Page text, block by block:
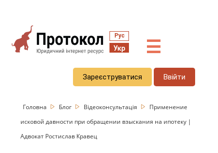
Рус
Укр ☰
Зареєструватися Ввійти
Головна Блог Відеоконсультація
Применение
исковой давности при обращении взыскания на ипотеку |
Адвокат Ростислав Кравец